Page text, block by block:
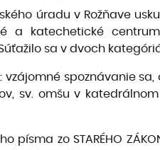
úradu v Rožňave
a katechetické
sa v dvoch
spoznávanie
sv. omšu v
písma zo STARÉHO